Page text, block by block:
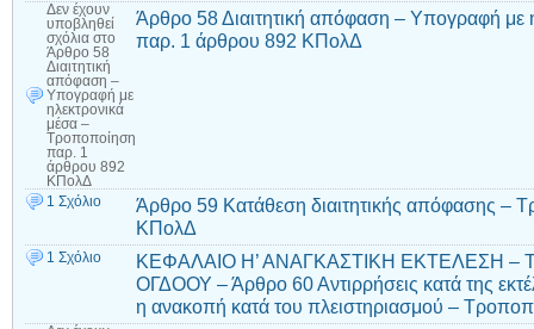
Δεν έχουν
υποβληθεί
σχόλια στο
Άρθρο 58
Διαιτητική
απόφαση –
Υπογραφή με
ηλεκτρονικά
μέσα –
Τροποποίηση
παρ. 1
άρθρου 892
ΚΠολΔ
Άρθρο 58 Διαιτητική απόφαση – Υπογραφή με
παρ. 1 άρθρου 892 ΚΠολΔ
1 Σχόλιο
Άρθρο 59 Κατάθεση διαιτητικής απόφασης –
ΚΠολΔ
1 Σχόλιο
ΚΕΦΑΛΑΙΟ Η’ ΑΝΑΓΚΑΣΤΙΚΗ ΕΚΤΕΛΕΣΗ –
ΟΓΔΟΟΥ – Άρθρο 60 Αντιρρήσεις κατά της
η ανακοπή κατά του πλειστηριασμού –